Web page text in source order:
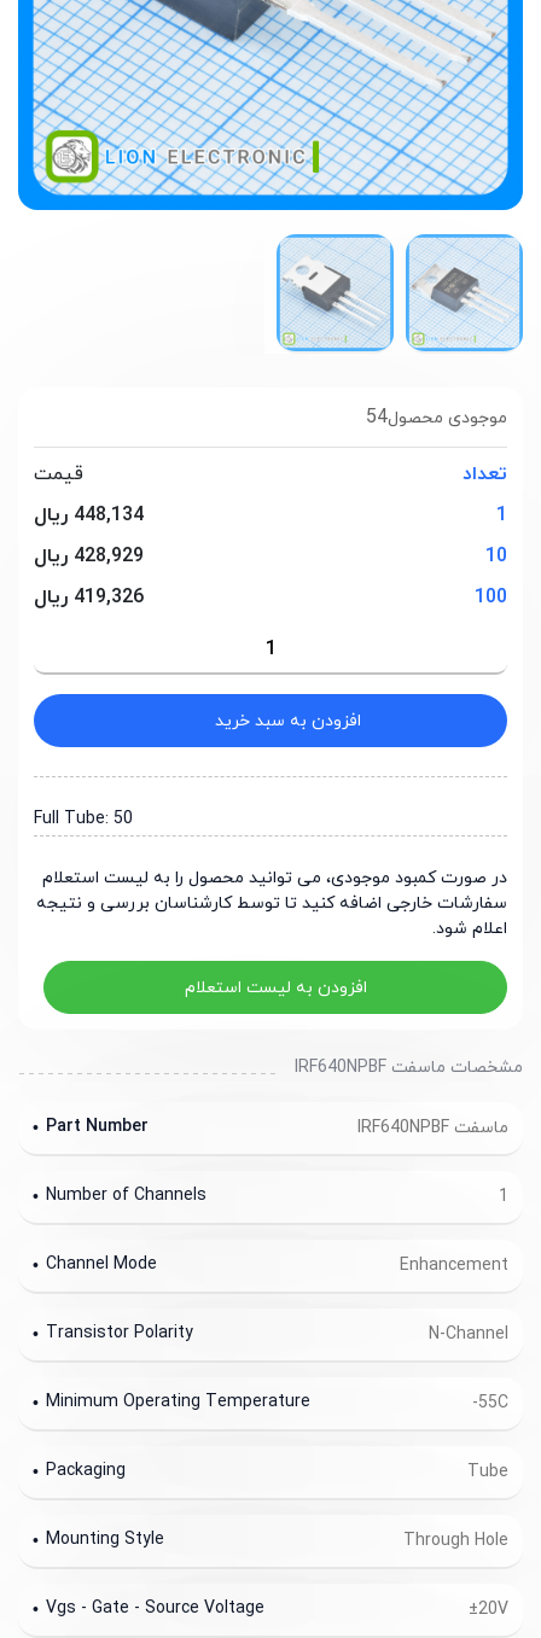
54موجودی محصول
تعداد
قیمت
1
448,134 ریال
10
428,929 ریال
100
419,326 ریال
افزودن به سبد خرید
Full Tube: 50
در صورت کمبود موجودی، می توانید محصول را به لیست استعلام
سفارشات خارجی اضافه کنید تا توسط کارشناسان بررسی و نتیجه
اعلام شود.
افزودن به لیست استعلام
مشخصات ماسفت IRF640NPBF
ماسفت IRF640NPBF Part Number
1
Number of Channels
Enhancement
Channel Mode
N-Channel
Transistor Polarity
-55C
Minimum Operating Temperature
Tube
Packaging
Through Hole
Mounting Style
±20V
Vgs - Gate - Source Voltage